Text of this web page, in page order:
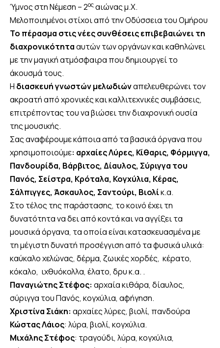
Ύμνος στη Νέμεση – 2οςαιώνας μ.Χ.
Μελοποιημένοι στίχοι από την Οδύσσεια του Ομήρου
Το πέρασμα στις νέες συνθέσειςεπιβεβαιώνει τη
διαχρονικότητααυτών των οργάνων και καθηλώνει
με την μαγική ατμόσφαιρα που δημιουργεί το
άκουσμά τους.
Η διασκευή γνωστών μελωδιώναπελευθερώνει τον
ακροατή από χρονικές και καλλιτεχνικές συμβάσεις,
επιτρέποντας του να βιώσει την διαχρονική ουσία
της μουσικής.
Σας αναφέρουμε κάποια από τα βασικά όργανα που
χρησιμοποιούμε: αρχαίες Λύρες, Κίθαρις, Φόρμιγγα,
Πανδουρίδα, Βάρβιτος, Δίαυλος, Σύριγγα του
Πανός, Σείστρα, Κρόταλα, Κογχύλια, Κέρας,
Σάλπιγγες, Άσκαυλος, Σαντούρι, Βιολίκ.α.
Στο τέλος της παράστασης, το κοινό έχει τη
δυνατότητα να δει από κοντά και να αγγίξει τα
μουσικά όργανα, τα οποία είναι κατασκευασμένα με
τη μέγιστη δυνατή προσέγγιση από τα φυσικά υλικά:
καύκαλο χελώνας, δέρμα, ζωικές χορδές, κέρατο,
κόκαλο, ιχθυόκολλα, έλατο, δρυ κ.α. .
Παναγιώτης Στέφος: αρχαία κιθάρα, δίαυλος,
σύριγγα του Πανός, κογχύλια, αφήγηση.
Χριστίνα Σιάκη: αρχαίες λύρες, βιολί, πανδούρα
Κώστας Λάιος: λύρα, βιολί, κογχύλια.
Μιχάλης Στέφος: τραγούδι, λύρα, κογχύλια,